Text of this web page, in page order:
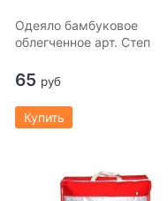
Одеяло бамбуковое
облегченное арт. Степ
65 руб
Купить